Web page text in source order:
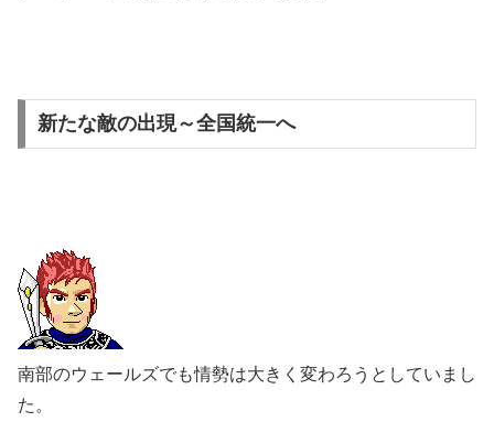
新たな敵の出現～全国統一へ
南部のウェールズでも情勢は大きく変わろうとしていまし
た。